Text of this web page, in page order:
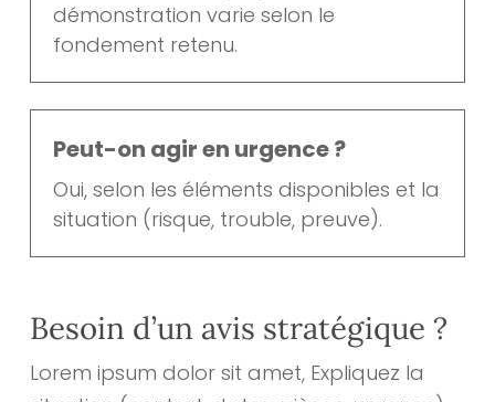
démonstration varie selon le
fondement retenu.
Peut-on agir en urgence ?
Oui, selon les éléments disponibles et la
situation (risque, trouble, preuve).
Besoin d’un avis stratégique ?
Lorem ipsum dolor sit amet, Expliquez la